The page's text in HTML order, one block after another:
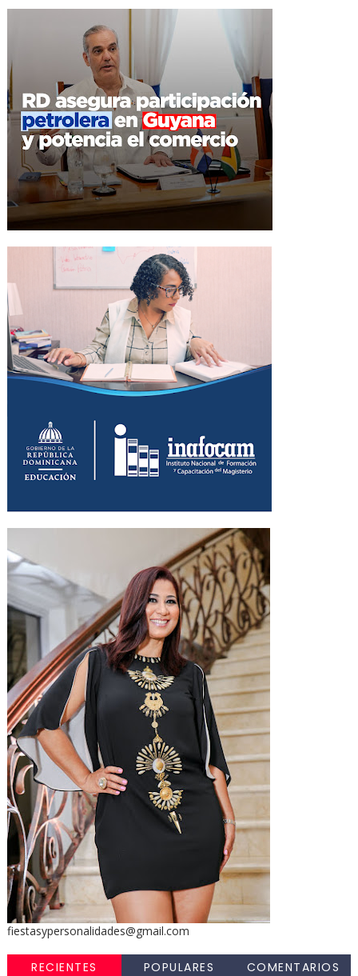
fiestasypersonalidades@gmail.com
RECIENTES POPULARES COMENTARIOS